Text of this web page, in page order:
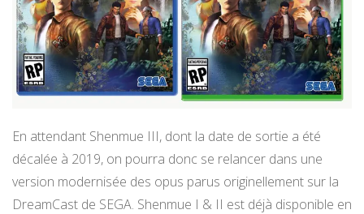
En attendant Shenmue III, dont la date de sortie a été
décalée à 2019, on pourra donc se relancer dans une
version modernisée des opus parus originellement sur la
DreamCast de SEGA. Shenmue I & II est déjà disponible en